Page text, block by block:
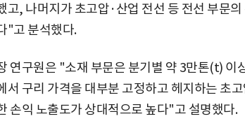
고, 나머지가 초고압·산업 전선 등 전선 부문
"고 분석했다.
연구원은 "소재 부문은 분기별 약 3만톤(t) 이
서 구리 가격을 대부분 고정하고 헤지하는 초
손익 노출도가 상대적으로 높다"고 설명했다.